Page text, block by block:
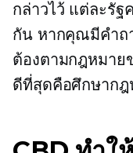
กล่าวไว้ แต่ละรั
กัน หากคุณมีคำถ
ต้องตามกฎหมาย
ดีที่สุดคือศึกษากฎ